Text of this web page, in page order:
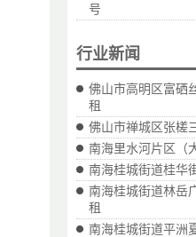
号
行业新闻
佛山市高明区富硒
租
佛山市禅城区张槎
南海里水河片区（
南海桂城街道桂华
南海桂城街道林岳
租
南海桂城街道平洲